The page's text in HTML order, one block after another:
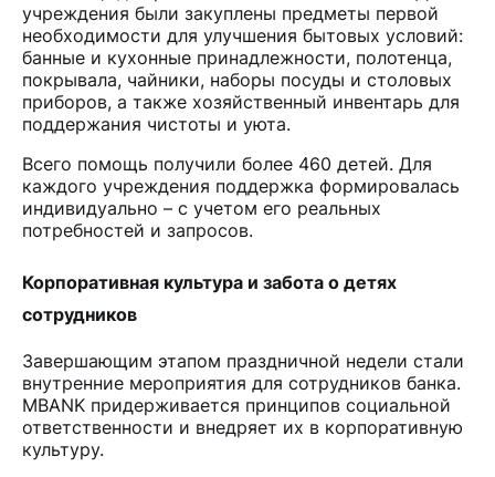
учреждения были закуплены предметы первой
необходимости для улучшения бытовых условий:
банные и кухонные принадлежности, полотенца,
покрывала, чайники, наборы посуды и столовых
приборов, а также хозяйственный инвентарь для
поддержания чистоты и уюта.
Всего помощь получили более 460 детей. Для
каждого учреждения поддержка формировалась
индивидуально – с учетом его реальных
потребностей и запросов.
Корпоративная культура и забота о детях
сотрудников
Завершающим этапом праздничной недели стали
внутренние мероприятия для сотрудников банка.
MBANK придерживается принципов социальной
ответственности и внедряет их в корпоративную
культуру.